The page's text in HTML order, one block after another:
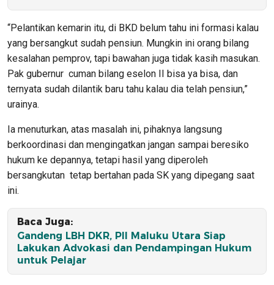
“Pelantikan kemarin itu, di BKD belum tahu ini formasi kalau
yang bersangkut sudah pensiun. Mungkin ini orang bilang
kesalahan pemprov, tapi bawahan juga tidak kasih masukan.
Pak gubernur cuman bilang eselon II bisa ya bisa, dan
ternyata sudah dilantik baru tahu kalau dia telah pensiun,”
urainya.
Ia menuturkan, atas masalah ini, pihaknya langsung
berkoordinasi dan mengingatkan jangan sampai beresiko
hukum ke depannya, tetapi hasil yang diperoleh
bersangkutan tetap bertahan pada SK yang dipegang saat
ini.
Baca Juga:
Gandeng LBH DKR, PII Maluku Utara Siap
Lakukan Advokasi dan Pendampingan Hukum
untuk Pelajar